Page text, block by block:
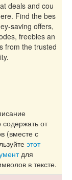
deals and cou
Find the bes
saving offers,
freebies an
from the trusted
от
(вместе с
этот
для
в тексте.